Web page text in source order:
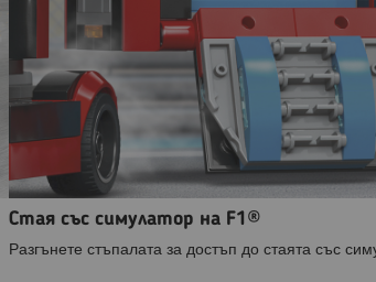
Стая със симулатор на F1®
Разгънете стъпалата за достъп до стаята със